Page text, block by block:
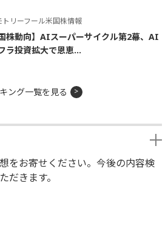
トリーフール米国株情報
国株動向】AIスーパーサイクル第2幕、AI
ラ投資拡大で恩恵...
ング一覧を見る
をお寄せください。今後の内容検
だきます。